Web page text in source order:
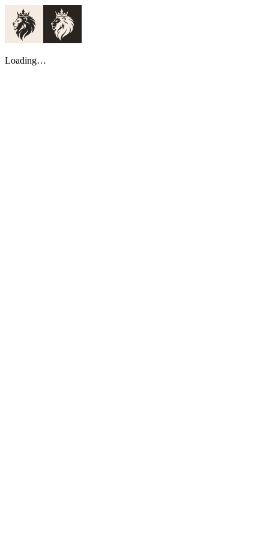
Loading…